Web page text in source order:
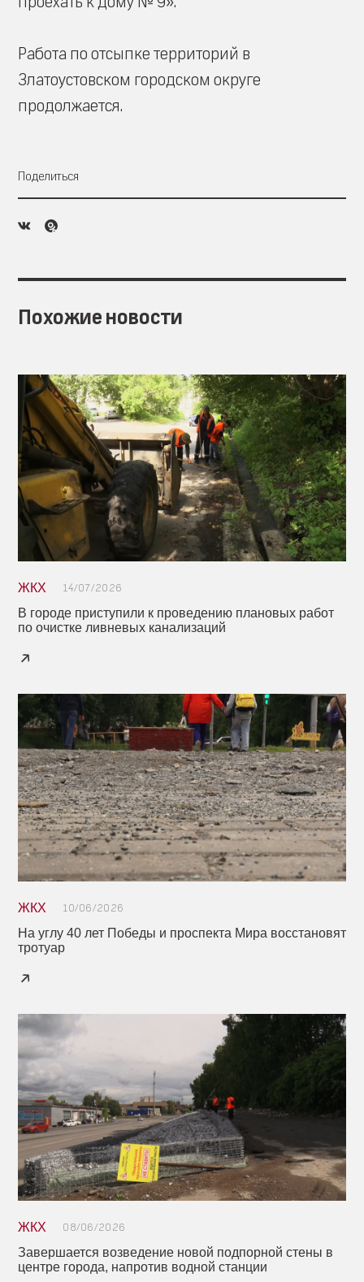
Работа по отсыпке территорий в
Златоустовском городском округе
продолжается.
Поделиться
Похожие новости
ЖКХ 14/07/2026
В городе приступили к проведению плановых работ
по очистке ливневых канализаций
ЖКХ 10/06/2026
На углу 40 лет Победы и проспекта Мира восстановят
тротуар
ЖКХ 08/06/2026
Завершается возведение новой подпорной стены в
центре города, напротив водной станции